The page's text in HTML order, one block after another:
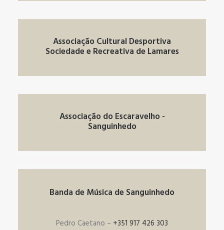
Associação Cultural Desportiva
Sociedade e Recreativa de Lamares
Associação do Escaravelho -
Sanguinhedo
Banda de Música de Sanguinhedo
Pedro Caetano – +351 917 426 303